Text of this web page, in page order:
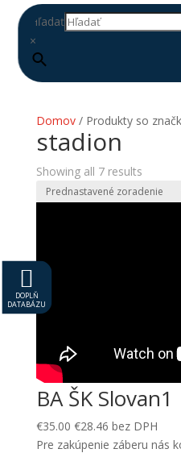
Hľadať
×

DOPLŇ
DATABÁZU
Domov/ Produkty so
stadion
Showing all 7 results
BA ŠK Slovan1
€35.00 €28.46 bez DPH
Pre zakúpenie záberu nás